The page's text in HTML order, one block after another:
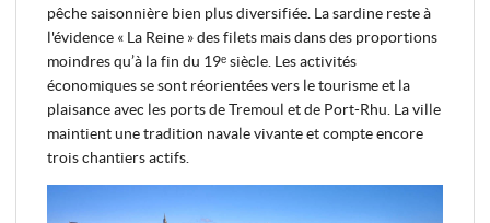
pêche saisonnière bien plus diversifiée. La sardine reste à
l'évidence « La Reine » des filets mais dans des proportions
moindres qu’à la fin du 19ᵉ siècle. Les activités
économiques se sont réorientées vers le tourisme et la
plaisance avec les ports de Tremoul et de Port-Rhu. La ville
maintient une tradition navale vivante et compte encore
trois chantiers actifs.